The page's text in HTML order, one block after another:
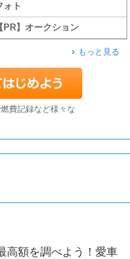
ォト
【PR】オークション
もっと見る
費記録など様々な
高額を調べよう！愛車